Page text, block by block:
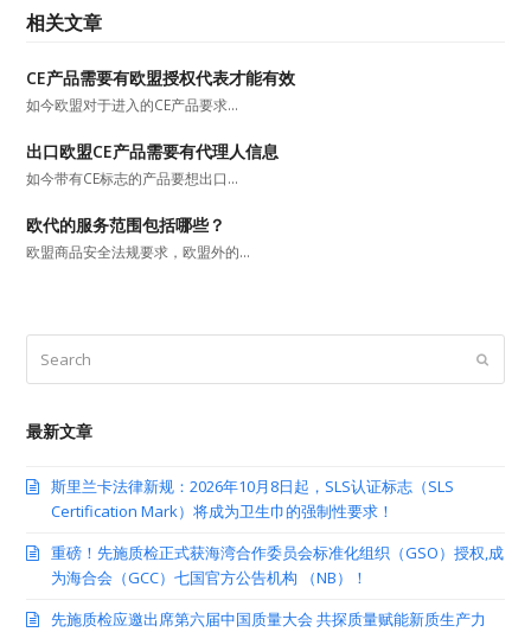
相关文章
CE产品需要有欧盟授权代表才能有效
如今欧盟对于进入的CE产品要求…
出口欧盟CE产品需要有代理人信息
如今带有CE标志的产品要想出口…
欧代的服务范围包括哪些？
欧盟商品安全法规要求，欧盟外的…
最新文章
斯里兰卡法律新规：2026年10月8日起，SLS认证标志（SLS
Certification Mark）将成为卫生巾的强制性要求！
重磅！先施质检正式获海湾合作委员会标准化组织（GSO）授权,成
为海合会（GCC）七国官方公告机构 （NB）！
先施质检应邀出席第六届中国质量大会 共探质量赋能新质生产力